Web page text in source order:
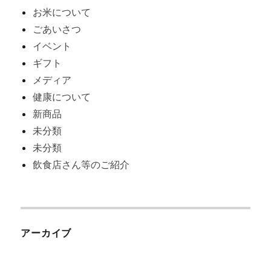
お米について
ごあいさつ
イベント
ギフト
メディア
健康について
新商品
未分類
未分類
飲食店さん等のご紹介
アーカイブ